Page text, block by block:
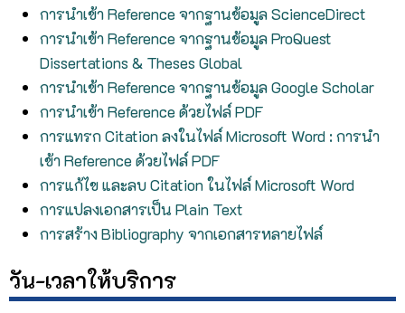
การนำเข้า Reference จากฐานข้อมูล ScienceDirect
การนำเข้า Reference จากฐานข้อมูล ProQuest
Dissertations & Theses Global
การนำเข้า Reference จากฐานข้อมูล Google Scholar
การนำเข้า Reference ด้วยไฟล์ PDF
การแทรก Citation ลงในไฟล์ Microsoft Word : การนำ
เข้า Reference ด้วยไฟล์ PDF
การแก้ไข และลบ Citation ในไฟล์ Microsoft Word
การแปลงเอกสารเป็น Plain Text
การสร้าง Bibliography จากเอกสารหลายไฟล์
วัน-เวลาให้บริการ